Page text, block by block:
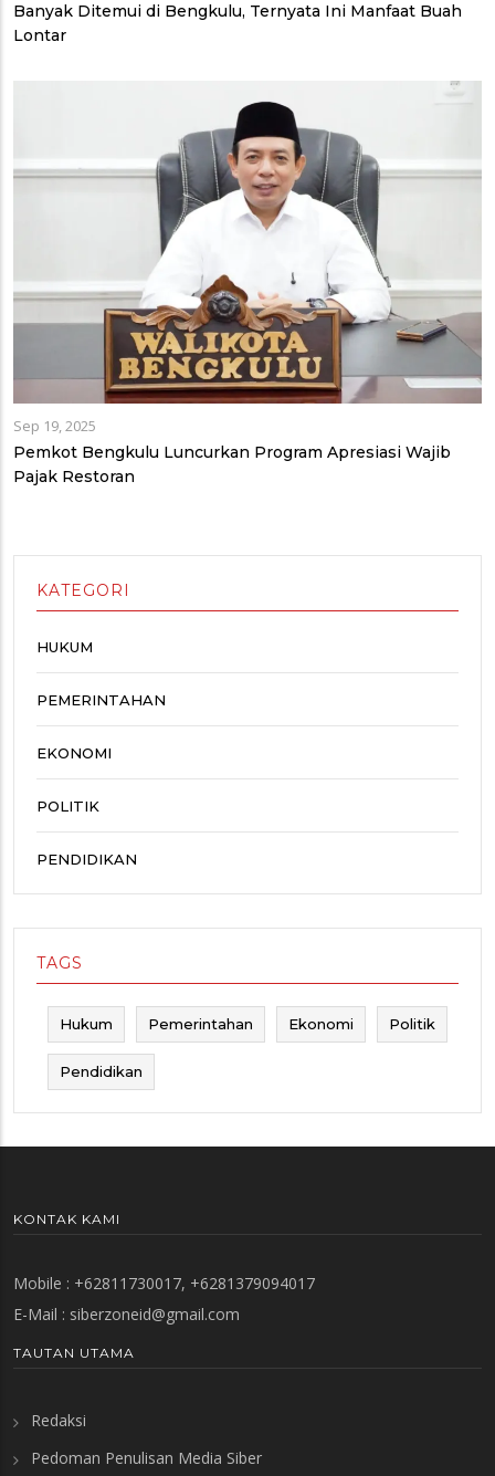
Banyak Ditemui di Bengkulu, Ternyata Ini Manfaat Buah
Lontar
Sep 19, 2025
Pemkot Bengkulu Luncurkan Program Apresiasi Wajib
Pajak Restoran
KATEGORI
HUKUM
PEMERINTAHAN
EKONOMI
POLITIK
PENDIDIKAN
TAGS
Hukum Pemerintahan Ekonomi Politik
Pendidikan
KONTAK KAMI
Mobile : +62811730017, +6281379094017
E-Mail : siberzoneid@gmail.com
TAUTAN UTAMA
Redaksi
Pedoman Penulisan Media Siber